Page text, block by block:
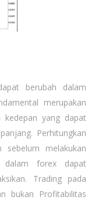
berubah dalam
merupakan
yang dapat
Perhitungkan
sebelum melakukan
dalam forex dapat
Trading pada
bukan Profitabilitas